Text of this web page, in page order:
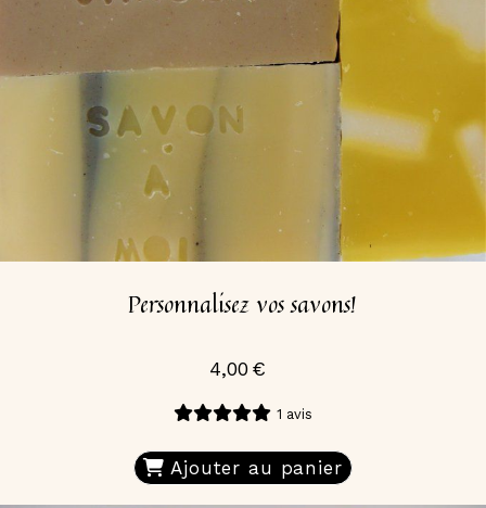
Personnalisez vos savons!
4,00€
1 avis
Ajouter au panier